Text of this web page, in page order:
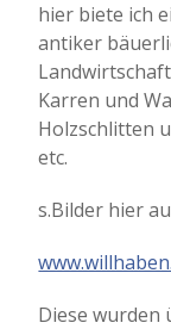
hier biete ich
antiker
Karren und
Holzschlitten
etc.
s.Bilder hier
Diese wurden